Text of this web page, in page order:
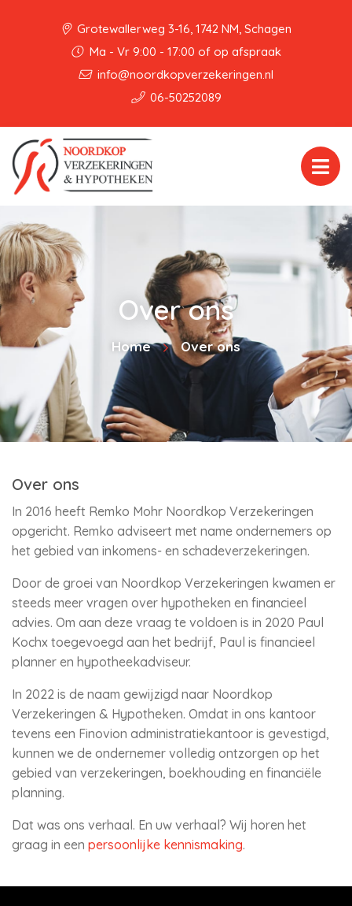
Grotewallerweg 3-16, 1742 NM, Schagen
Ma - Vr 9:00 - 17:00 of op afspraak
info@noordkopverzekeringen.nl
06-50252089
Over ons
Home Over ons
Over ons
In 2016 heeft Remko Mohr Noordkop Verzekeringen
opgericht. Remko adviseert met name ondernemers op
het gebied van inkomens- en schadeverzekeringen.
Door de groei van Noordkop Verzekeringen kwamen er
steeds meer vragen over hypotheken en financieel
advies. Om aan deze vraag te voldoen is in 2020 Paul
Kochx toegevoegd aan het bedrijf, Paul is financieel
planner en hypotheekadviseur.
In 2022 is de naam gewijzigd naar Noordkop
Verzekeringen & Hypotheken. Omdat in ons kantoor
tevens een Finovion administratiekantoor is gevestigd,
kunnen we de ondernemer volledig ontzorgen op het
gebied van verzekeringen, boekhouding en financiële
planning.
Dat was ons verhaal. En uw verhaal? Wij horen het
graag in een persoonlijke kennismaking.